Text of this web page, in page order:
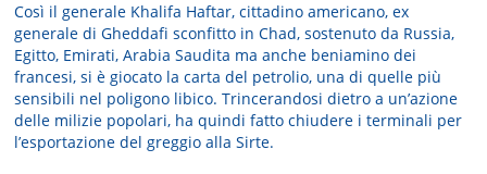
Così il generale Khalifa Haftar, cittadino americano, ex
generale di Gheddafi sconfitto in Chad, sostenuto da Russia,
Egitto, Emirati, Arabia Saudita ma anche beniamino dei
francesi, si è giocato la carta del petrolio, una di quelle più
sensibili nel poligono libico. Trincerandosi dietro a un’azione
delle milizie popolari, ha quindi fatto chiudere i terminali per
l’esportazione del greggio alla Sirte.